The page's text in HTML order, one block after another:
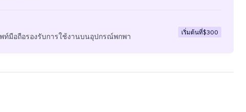
ท์มือถือรองรับการใช้งานบนอุปกรณ์พกพา
เริ่มต้นที่$300